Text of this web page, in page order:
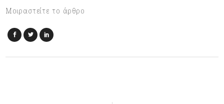
Μοιραστείτε το άρθρο